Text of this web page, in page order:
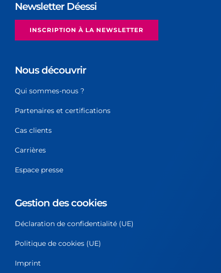
Newsletter Déessi
INSCRIPTION À LA NEWSLETTER
Nous découvrir
Qui sommes-nous ?
Partenaires et certifications
Cas clients
Carrières
Espace presse
Gestion des cookies
Déclaration de confidentialité (UE)
Politique de cookies (UE)
Imprint